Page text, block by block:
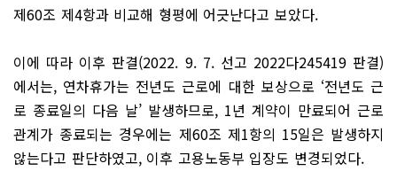
제60조 제4항과 비교해 형평에 어긋난다고 보았다.
이에 따라 이후 판결(2022. 9. 7. 선고 2022다245419 판결)
에서는, 연차휴가는 전년도 근로에 대한 보상으로 ‘전년도 근
로 종료일의 다음 날’ 발생하므로, 1년 계약이 만료되어 근로
관계가 종료되는 경우에는 제60조 제1항의 15일은 발생하지
않는다고 판단하였고, 이후 고용노동부 입장도 변경되었다.